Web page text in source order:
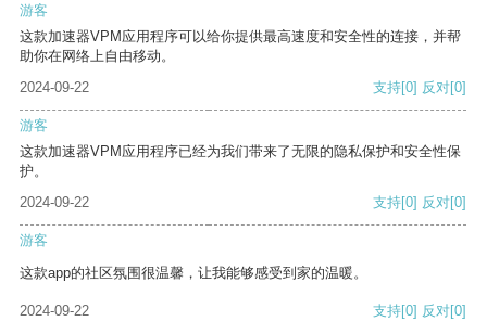
游客
这款加速器VPM应用程序可以给你提供最高速度和安全性的连接，并帮
助你在网络上自由移动。
2024-09-22
支持[0] 反对[0]
游客
这款加速器VPM应用程序已经为我们带来了无限的隐私保护和安全性保
护。
2024-09-22
支持[0] 反对[0]
游客
这款app的社区氛围很温馨，让我能够感受到家的温暖。
2024-09-22 支持[0] 反对[0]